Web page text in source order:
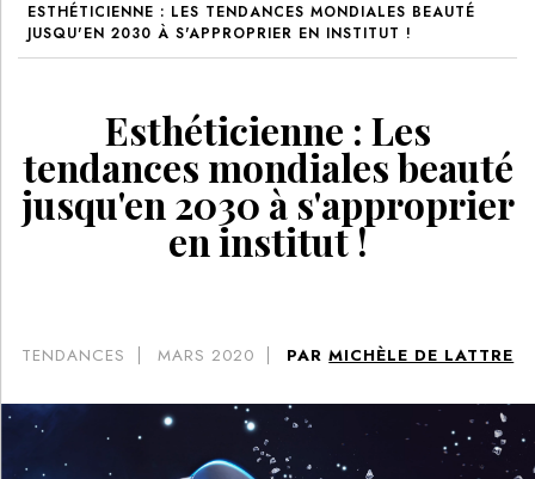
ESTHÉTICIENNE : LES TENDANCES MONDIALES BEAUTÉ
JUSQU'EN 2030 À S'APPROPRIER EN INSTITUT !
Esthéticienne : Les
tendances mondiales beauté
jusqu'en 2030 à s'approprier
en institut !
TENDANCES MARS 2020 PAR MICHÈLE DE LATTRE